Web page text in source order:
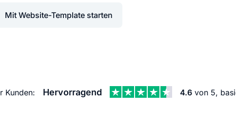
Mit Website-Template starten
Kunden: Hervorragend 4.6 von 5,